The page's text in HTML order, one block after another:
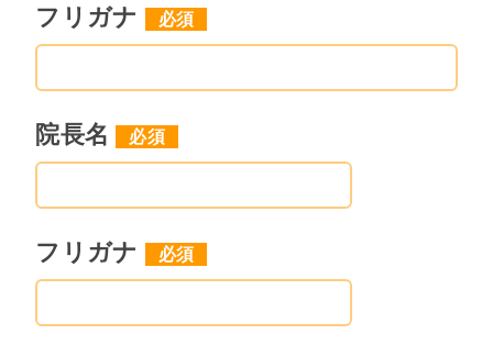
とする。
３、甲は、本物件の賃貸が纏まり、
借主と賃貸借契約が締結された時点
で、次の委託手数料を現金にて、乙
に支払うことを約諾する。コンサル
タント料は売却代金が1千万円以下の
千万円以上の場合は売却代金の11%
フリガナ
院長名
フリガナ